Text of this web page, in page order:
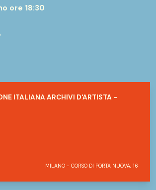
ore 18:30
ITALIANA ARCHIVI D'ARTISTA -
MILANO - CORSO DI PORTA NUOVA, 16